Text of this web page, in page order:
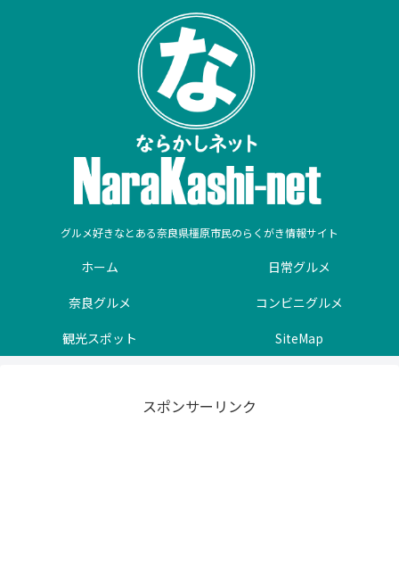
グルメ好きなとある奈良県橿原市民のらくがき情報サイト
ホーム
日常グルメ
奈良グルメ
コンビニグルメ
観光スポット
SiteMap
スポンサーリンク